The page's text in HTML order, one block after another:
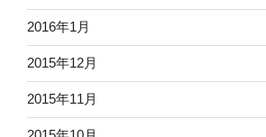
2016年1月
2015年12月
2015年11月